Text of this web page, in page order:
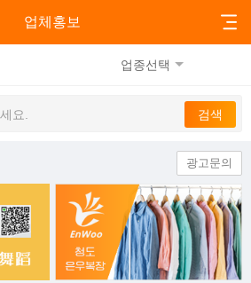
업체홍보
업종선택
광고문의